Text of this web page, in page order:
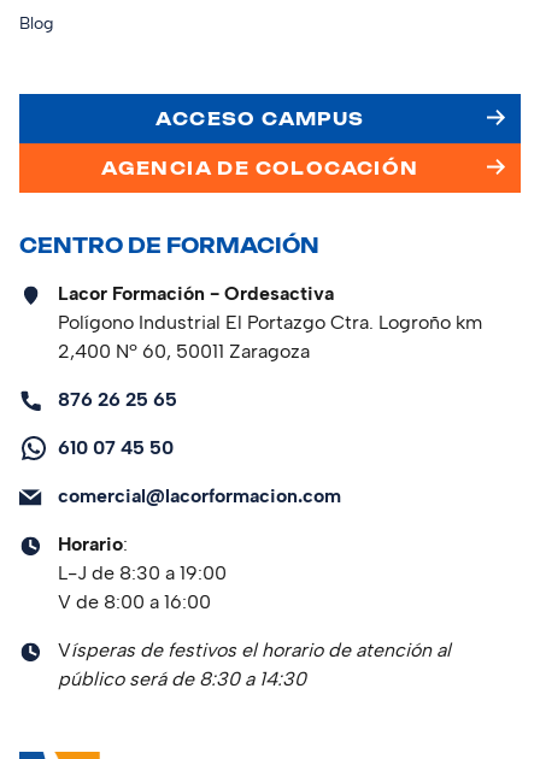
Blog
ACCESO CAMPUS
AGENCIA DE COLOCACIÓN
CENTRO DE FORMACIÓN
Lacor Formación - Ordesactiva
Polígono Industrial El Portazgo Ctra. Logroño km
2,400 Nº 60, 50011 Zaragoza
876 26 25 65
610 07 45 50
comercial@lacorformacion.com
Horario:
L-J de 8:30 a 19:00
V de 8:00 a 16:00
Vísperas de festivos el horario de atención al
público será de 8:30 a 14:30